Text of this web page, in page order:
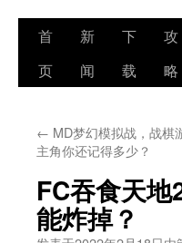
首
页
新
闻
下
载
攻
略
← MD梦幻模拟战，战棋
主角你还记得多少？
FC吞食天
能炸掉？